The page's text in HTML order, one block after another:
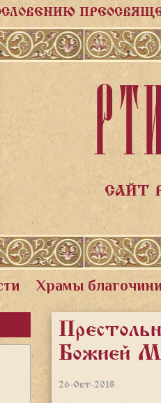
САЙТ
Храмы
Божией
26-Окт-2018